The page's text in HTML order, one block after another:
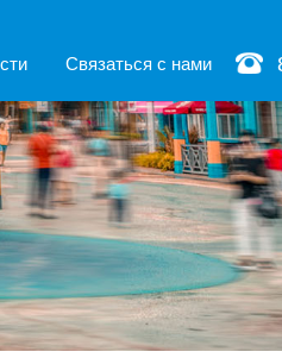
Связаться с нами